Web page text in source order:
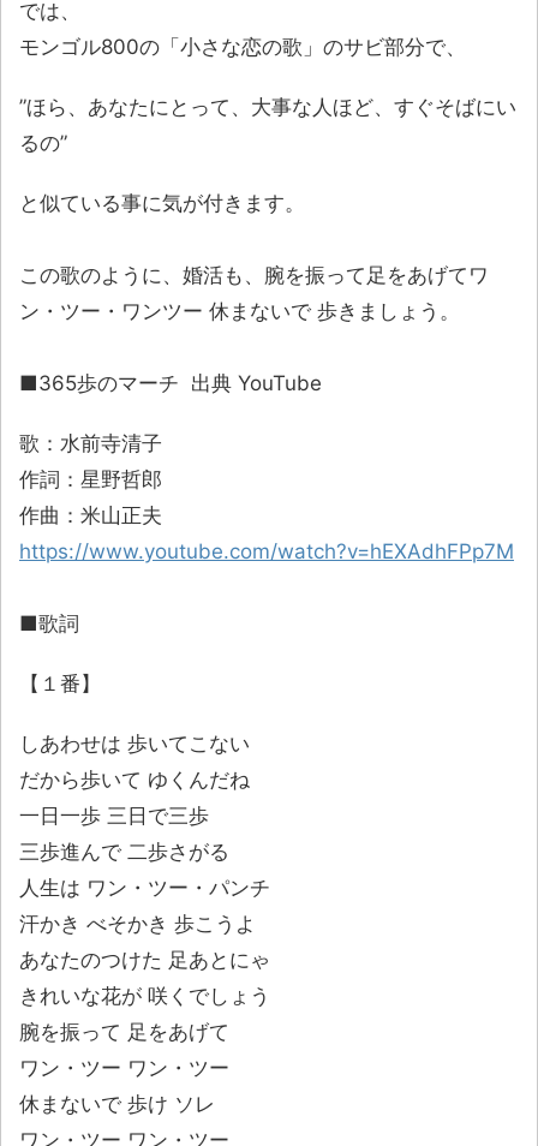
では、
モンゴル800の「小さな恋の歌」のサビ部分で、
”ほら、あなたにとって、大事な人ほど、すぐそばにい
るの”
と似ている事に気が付きます。
この歌のように、婚活も、腕を振って足をあげてワ
ン・ツー・ワンツー 休まないで 歩きましょう。
■365歩のマーチ 出典 YouTube
歌：水前寺清子
作詞：星野哲郎
作曲：米山正夫
https://www.youtube.com/watch?v=hEXAdhFPp7M
■歌詞
【１番】
しあわせは 歩いてこない
だから歩いて ゆくんだね
一日一歩 三日で三歩
三歩進んで 二歩さがる
人生は ワン・ツー・パンチ
汗かき べそかき 歩こうよ
あなたのつけた 足あとにゃ
きれいな花が 咲くでしょう
腕を振って 足をあげて
ワン・ツー ワン・ツー
休まないで 歩け ソレ
ワン・ツー ワン・ツー